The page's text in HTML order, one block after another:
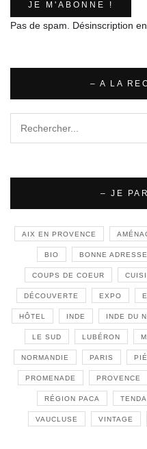
Pas de spam. Désinscription
– A LA
– JE
AIX EN PROVENCE
BIO BONNE ADRESSE
COUPS DE COEUR
DÉCOUVERTE EXPO
HÔTEL INDE INDE DU
LE SUD LUBÉRON
NORMANDIE PARIS
PROMENADE PROVENCE
RÉGION PACA
VAUCLUSE VINTAGE